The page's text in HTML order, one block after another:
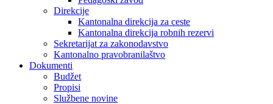
Direkcije
Kantonalna direkcija za ceste
Kantonalna direkcija robnih rezervi
Sekretarijat za zakonodavstvo
Kantonalno pravobranilaštvo
Dokumenti
Budžet
Propisi
Službene novine